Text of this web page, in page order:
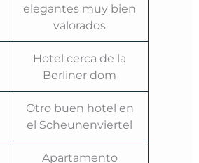
elegantes muy bien
valorados
Hotel cerca de la
Berliner dom
Otro buen hotel en
el Scheunenviertel
Apartamento